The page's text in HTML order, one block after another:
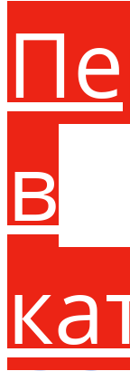
в